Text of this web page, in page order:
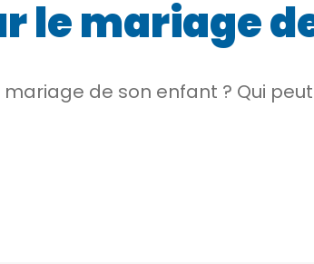
le mariage
de son enfant ? Qui